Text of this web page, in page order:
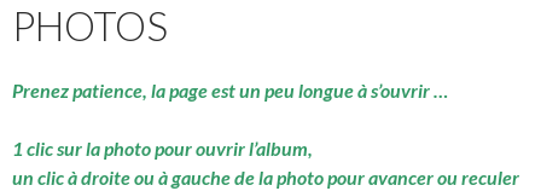
PHOTOS
Prenez patience, la page est un peu longue à s’ouvrir …
1 clic sur la photo pour ouvrir l’album,
un clic à droite ou à gauche de la photo pour avancer ou reculer